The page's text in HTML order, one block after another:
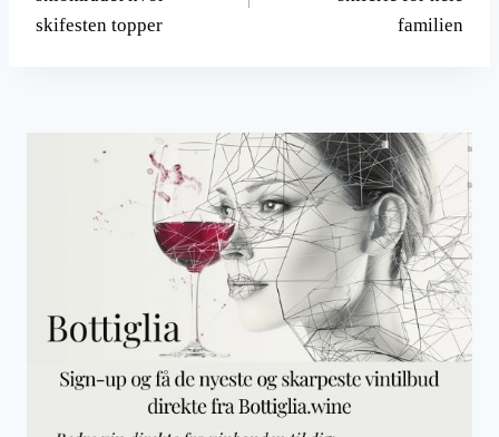
skifesten topper
familien